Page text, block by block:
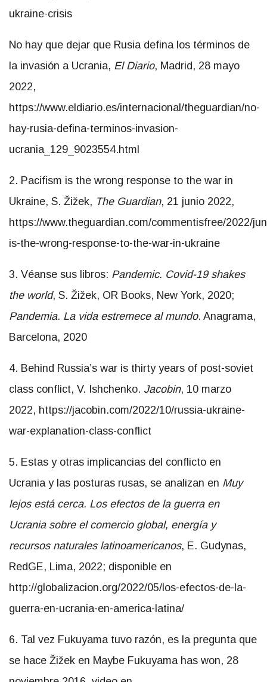
ukraine-crisis
No hay que dejar que Rusia defina los términos de
la invasión a Ucrania, El Diario, Madrid, 28 mayo
2022,
https://www.eldiario.es/internacional/theguardian/no-
hay-rusia-defina-terminos-invasion-
ucrania_129_9023554.html
2. Pacifism is the wrong response to the war in
Ukraine, S. Žižek, The Guardian, 21 junio 2022,
https://www.theguardian.com/commentisfree/2022/
is-the-wrong-response-to-the-war-in-ukraine
3. Véanse sus libros: Pandemic. Covid-19 shakes
the world, S. Žižek, OR Books, New York, 2020;
Pandemia. La vida estremece al mundo. Anagrama,
Barcelona, 2020
4. Behind Russia’s war is thirty years of post-soviet
class conflict, V. Ishchenko. Jacobin, 10 marzo
2022, https://jacobin.com/2022/10/russia-ukraine-
war-explanation-class-conflict
5. Estas y otras implicancias del conflicto en
Ucrania y las posturas rusas, se analizan en Muy
lejos está cerca. Los efectos de la guerra en
Ucrania sobre el comercio global, energía y
recursos naturales latinoamericanos, E. Gudynas,
RedGE, Lima, 2022; disponible en
http://globalizacion.org/2022/05/los-efectos-de-la-
guerra-en-ucrania-en-america-latina/
6. Tal vez Fukuyama tuvo razón, es la pregunta que
se hace Žižek en Maybe Fukuyama has won, 28